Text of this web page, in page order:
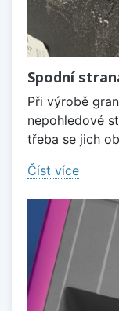
Spodní
Při výrobě
nepohledové
třeba se jich
Číst více